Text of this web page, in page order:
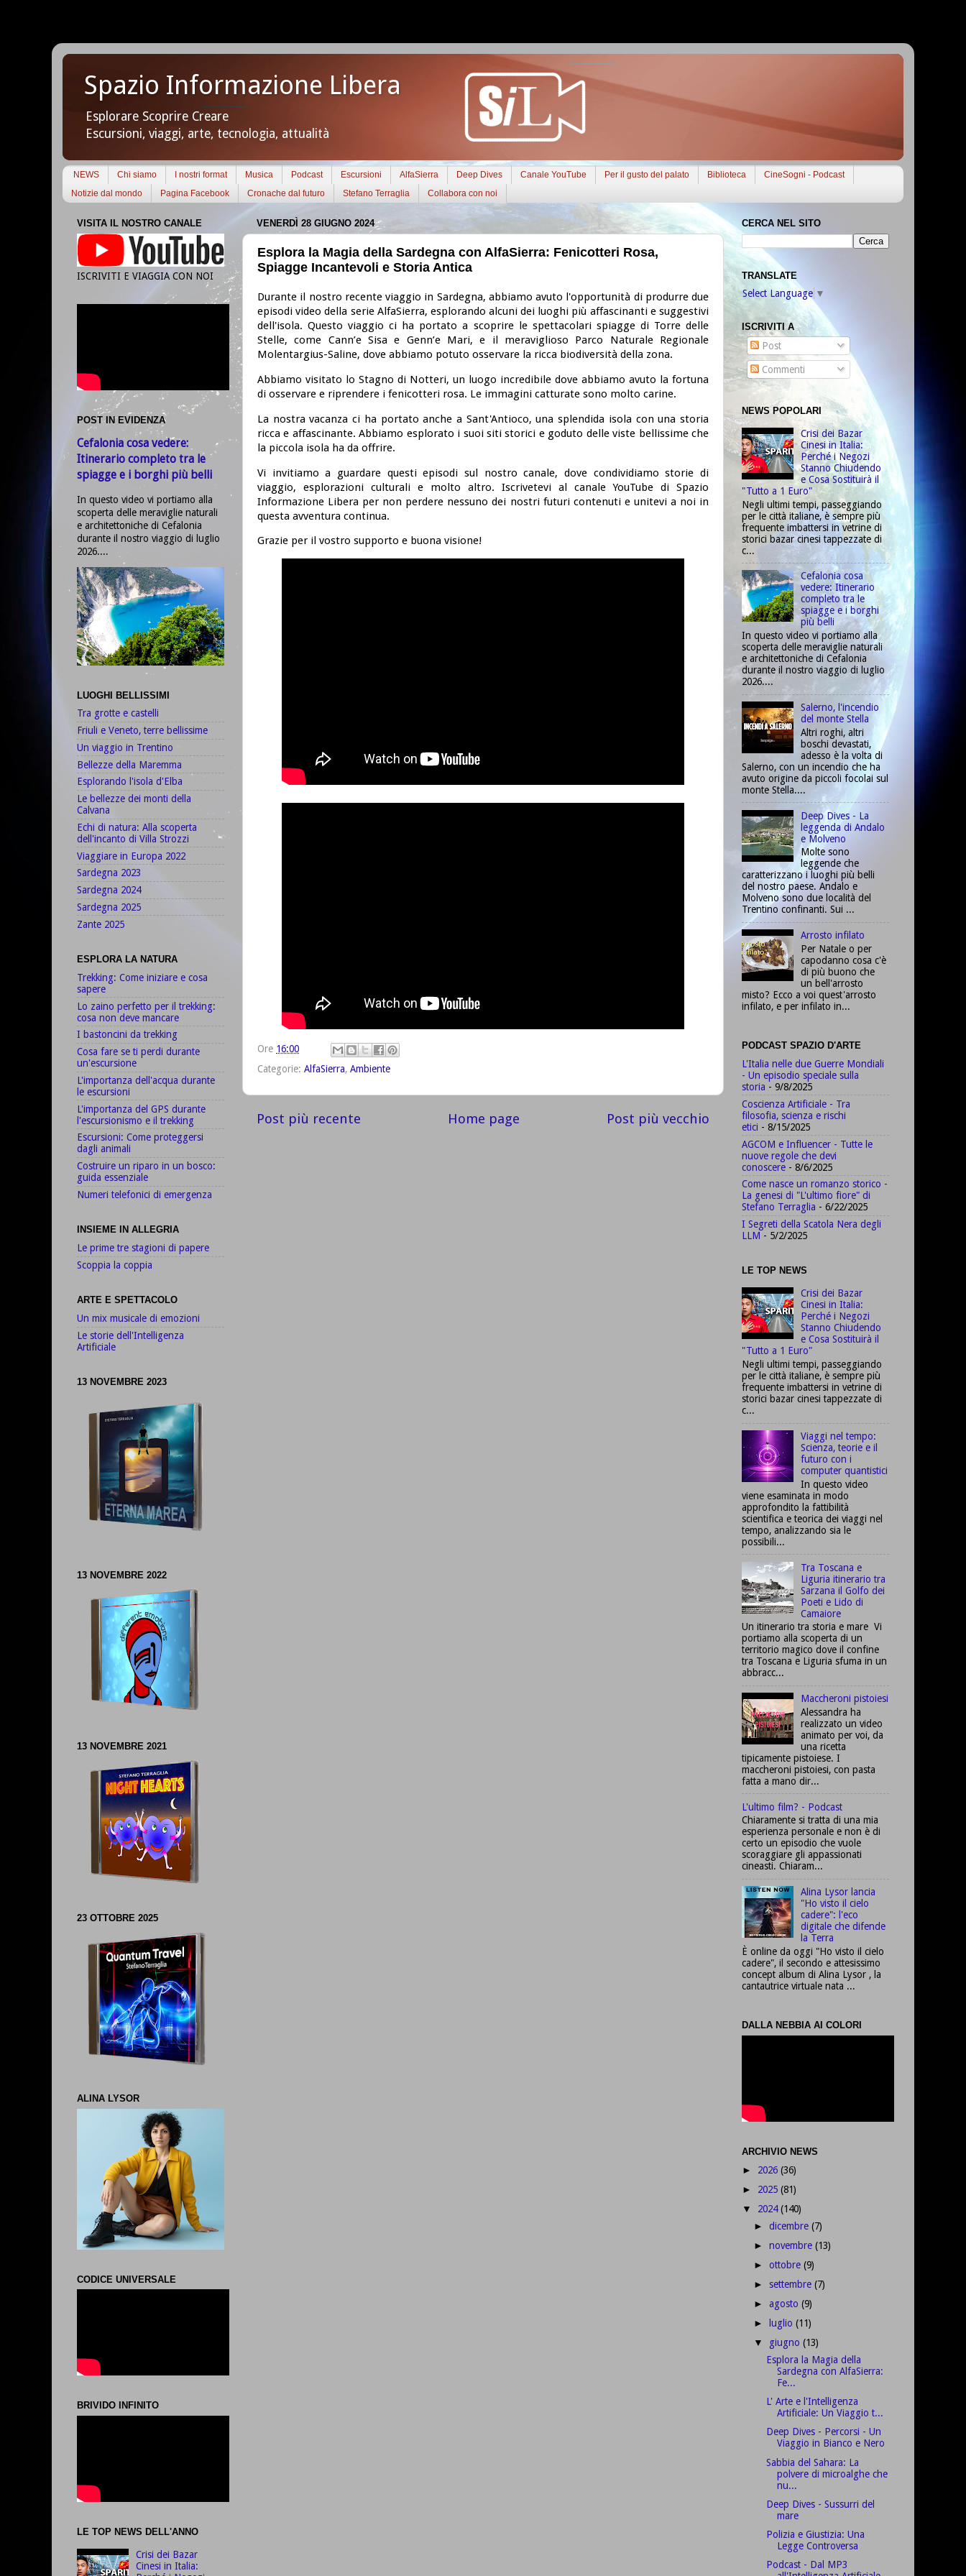
Spazio Informazione Libera
Esplorare Scoprire Creare
Escursioni, viaggi, arte, tecnologia, attualità
NEWS Chi siamo I nostri format Musica Podcast Escursioni AlfaSierra Deep Dives Canale YouTube Per il gusto del palato Biblioteca
CineSogni - Podcast
Notizie dal mondo
Pagina Facebook Cronache dal futuro Stefano Terraglia Collabora con noi
VENERDÌ 28 GIUGNO 2024
Esplora la Magia della Sardegna con AlfaSierra: Fenicotteri Rosa,
Spiagge Incantevoli e Storia Antica
Durante il nostro recente viaggio in Sardegna, abbiamo avuto l'opportunità di produrre due
episodi video della serie AlfaSierra, esplorando alcuni dei luoghi più affascinanti e suggestivi
dell'isola. Questo viaggio ci ha portato a scoprire le spettacolari spiagge di Torre delle
Stelle, come Cann’e Sisa e Genn’e Mari, e il meraviglioso Parco Naturale Regionale
Molentargius-Saline, dove abbiamo potuto osservare la ricca biodiversità della zona.
Abbiamo visitato lo Stagno di Notteri, un luogo incredibile dove abbiamo avuto la fortuna
di osservare e riprendere i fenicotteri rosa. Le immagini catturate sono molto carine.
La nostra vacanza ci ha portato anche a Sant'Antioco, una splendida isola con una storia
ricca e affascinante. Abbiamo esplorato i suoi siti storici e goduto delle viste bellissime che
la piccola isola ha da offrire.
Vi invitiamo a guardare questi episodi sul nostro canale, dove condividiamo storie di
viaggio, esplorazioni culturali e molto altro. Iscrivetevi al canale YouTube di Spazio
Informazione Libera per non perdere nessuno dei nostri futuri contenuti e unitevi a noi in
questa avventura continua.
Grazie per il vostro supporto e buona visione!
Ore 16:00
Categorie: AlfaSierra, Ambiente
Post più recente Post più vecchio
Home page
VISITA IL NOSTRO CANALE
ISCRIVITI E VIAGGIA CON NOI
POST IN EVIDENZA
Cefalonia cosa vedere:
Itinerario completo tra le
spiagge e i borghi più belli
In questo video vi portiamo alla
scoperta delle meraviglie naturali
e architettoniche di Cefalonia
durante il nostro viaggio di luglio
2026....
LUOGHI BELLISSIMI
Tra grotte e castelli
Friuli e Veneto, terre bellissime
Un viaggio in Trentino
Bellezze della Maremma
Esplorando l'isola d'Elba
Le bellezze dei monti della
Calvana
Echi di natura: Alla scoperta
dell'incanto di Villa Strozzi
Viaggiare in Europa 2022
Sardegna 2023
Sardegna 2024
Sardegna 2025
Zante 2025
ESPLORA LA NATURA
Trekking: Come iniziare e cosa
sapere
Lo zaino perfetto per il trekking:
cosa non deve mancare
I bastoncini da trekking
Cosa fare se ti perdi durante
un'escursione
L'importanza dell'acqua durante
le escursioni
L'importanza del GPS durante
l'escursionismo e il trekking
Escursioni: Come proteggersi
dagli animali
Costruire un riparo in un bosco:
guida essenziale
Numeri telefonici di emergenza
INSIEME IN ALLEGRIA
Le prime tre stagioni di papere
Scoppia la coppia
ARTE E SPETTACOLO
Un mix musicale di emozioni
Le storie dell'Intelligenza
Artificiale
13 NOVEMBRE 2023
13 NOVEMBRE 2022
13 NOVEMBRE 2021
23 OTTOBRE 2025
ALINA LYSOR
CODICE UNIVERSALE
BRIVIDO INFINITO
LE TOP NEWS DELL'ANNO
Crisi dei Bazar
Cinesi in Italia:
CERCA NEL SITO
TRANSLATE
Select Language ▼
ISCRIVITI A
Post
Commenti
NEWS POPOLARI
Crisi dei Bazar
Cinesi in Italia:
Perché i Negozi
Stanno Chiudendo
e Cosa Sostituirà il
"Tutto a 1 Euro"
Negli ultimi tempi, passeggiando
per le città italiane, è sempre più
frequente imbattersi in vetrine di
storici bazar cinesi tappezzate di
c...
Cefalonia cosa
vedere: Itinerario
completo tra le
spiagge e i borghi
più belli
In questo video vi portiamo alla
scoperta delle meraviglie naturali
e architettoniche di Cefalonia
durante il nostro viaggio di luglio
2026....
Salerno, l'incendio
del monte Stella
Altri roghi, altri
boschi devastati,
adesso è la volta di
Salerno, con un incendio che ha
avuto origine da piccoli focolai sul
monte Stella....
Deep Dives - La
leggenda di Andalo
e Molveno
Molte sono
leggende che
caratterizzano i luoghi più belli
del nostro paese. Andalo e
Molveno sono due località del
Trentino confinanti. Sui ...
Arrosto infilato
Per Natale o per
capodanno cosa c'è
di più buono che
un bell'arrosto
misto? Ecco a voi quest'arrosto
infilato, e per infilato in...
PODCAST SPAZIO D'ARTE
L'Italia nelle due Guerre Mondiali
- Un episodio speciale sulla
storia - 9/8/2025
Coscienza Artificiale - Tra
filosofia, scienza e rischi
etici - 8/15/2025
AGCOM e Influencer - Tutte le
nuove regole che devi
conoscere - 8/6/2025
Come nasce un romanzo storico -
La genesi di "L'ultimo fiore" di
Stefano Terraglia - 6/22/2025
I Segreti della Scatola Nera degli
LLM - 5/2/2025
LE TOP NEWS
Crisi dei Bazar
Cinesi in Italia:
Perché i Negozi
Stanno Chiudendo
e Cosa Sostituirà il
"Tutto a 1 Euro"
Negli ultimi tempi, passeggiando
per le città italiane, è sempre più
frequente imbattersi in vetrine di
storici bazar cinesi tappezzate di
c...
Viaggi nel tempo:
Scienza, teorie e il
futuro con i
computer quantistici
In questo video
viene esaminata in modo
approfondito la fattibilità
scientifica e teorica dei viaggi nel
tempo, analizzando sia le
possibili...
Tra Toscana e
Liguria itinerario tra
Sarzana il Golfo dei
Poeti e Lido di
Camaiore
Un itinerario tra storia e mare Vi
portiamo alla scoperta di un
territorio magico dove il confine
tra Toscana e Liguria sfuma in un
abbracc...
Maccheroni pistoiesi
Alessandra ha
realizzato un video
animato per voi, da
una ricetta
tipicamente pistoiese. I
maccheroni pistoiesi, con pasta
fatta a mano dir...
L'ultimo film? - Podcast
Chiaramente si tratta di una mia
esperienza personale e non è di
certo un episodio che vuole
scoraggiare gli appassionati
cineasti. Chiaram...
Alina Lysor lancia
"Ho visto il cielo
cadere": l'eco
digitale che difende
la Terra
È online da oggi "Ho visto il cielo
cadere", il secondo e attesissimo
concept album di Alina Lysor , la
cantautrice virtuale nata ...
DALLA NEBBIA AI COLORI
ARCHIVIO NEWS
► 2026 (36)
► 2025 (81)
▼ 2024(140)
►dicembre(7)
►novembre(13)
►ottobre(9)
► settembre(7)
►agosto(9)
► luglio(11)
▼ giugno(13)
Esplora la Magia della
Sardegna con AlfaSierra:
Fe...
L' Arte e l'Intelligenza
Artificiale: Un Viaggio t...
Deep Dives - Percorsi - Un
Viaggio in Bianco e Nero
Sabbia del Sahara: La
polvere di microalghe che
nu...
Deep Dives - Sussurri del
mare
Polizia e Giustizia: Una
Legge Controversa
Podcast - Dal MP3